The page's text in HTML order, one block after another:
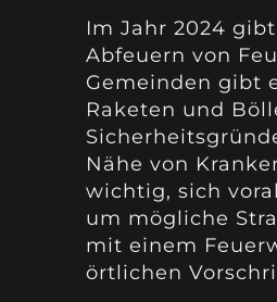
Im Jahr 2024
Abfeuern von
Gemeinden gibt
Raketen und
Nähe von
wichtig, sich
um mögliche
mit einem
örtlichen